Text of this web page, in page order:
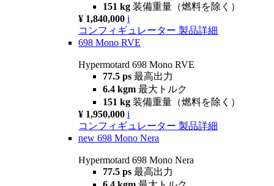
151 kg 装備重量（燃料を除く）
¥ 1,840,000 i
コンフィギュレーター 製品詳細
698 Mono RVE
Hypermotard 698 Mono RVE
77.5 ps 最高出力
6.4 kgm 最大トルク
151 kg 装備重量（燃料を除く）
¥ 1,950,000 i
コンフィギュレーター 製品詳細
new 698 Mono Nera
Hypermotard 698 Mono Nera
77.5 ps 最高出力